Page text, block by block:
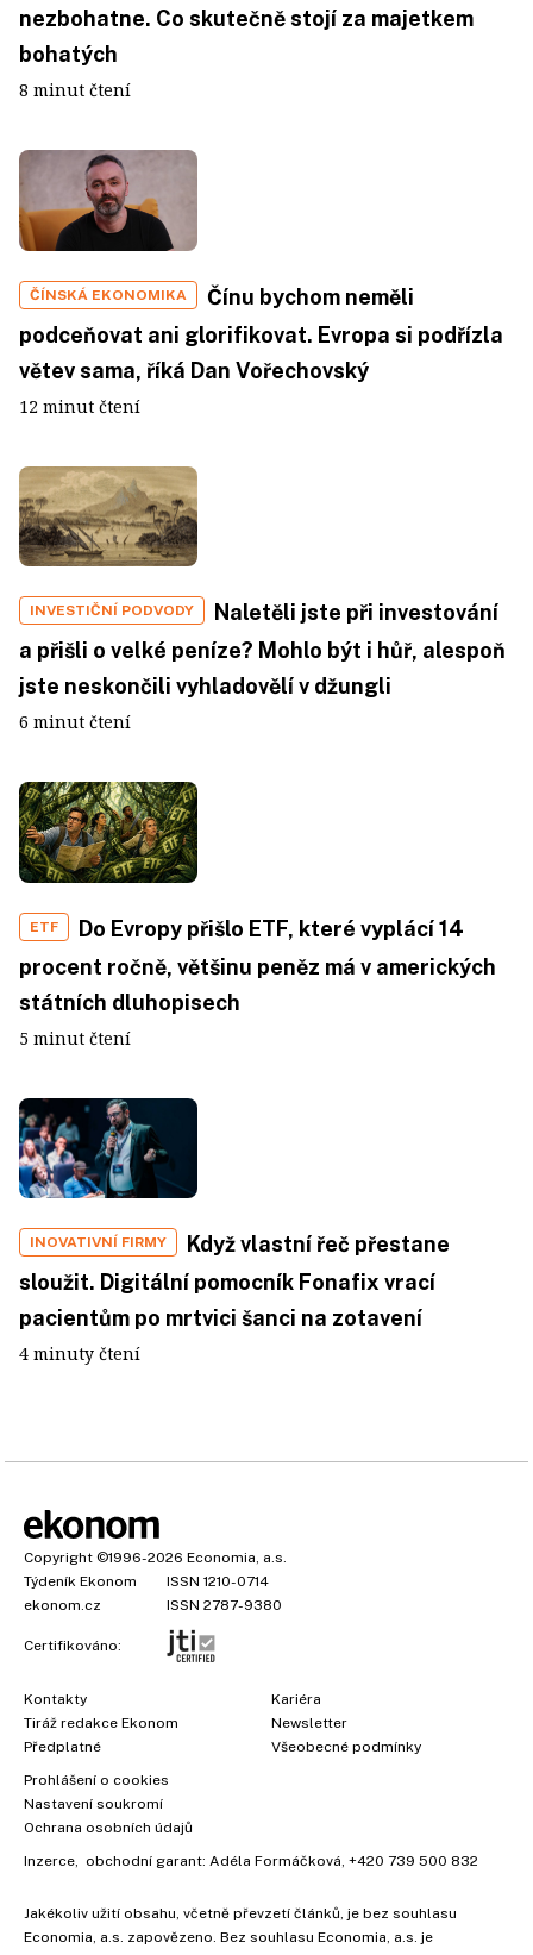
nezbohatne. Co skutečně stojí za majetkem
bohatých
8 minut čtení
ČÍNSKÁ EKONOMIKA
Čínu bychom neměli
podceňovat ani glorifikovat. Evropa si podřízla
větev sama, říká Dan Vořechovský
12 minut čtení
INVESTIČNÍ PODVODY
Naletěli jste při investování
a přišli o velké peníze? Mohlo být i hůř, alespoň
jste neskončili vyhladovělí v džungli
6 minut čtení
ETF
Do Evropy přišlo ETF, které vyplácí 14
procent ročně, většinu peněz má v amerických
státních dluhopisech
5 minut čtení
INOVATIVNÍ FIRMY
Když vlastní řeč přestane
sloužit. Digitální pomocník Fonafix vrací
pacientům po mrtvici šanci na zotavení
4 minuty čtení
Copyright ©1996-2026 Economia, a.s.
Týdeník Ekonom
ISSN 1210-0714
ekonom.cz
ISSN 2787-9380
Certifikováno:
Kontakty
Tiráž redakce Ekonom
Předplatné
Kariéra
Newsletter
Všeobecné podmínky
Prohlášení o cookies
Nastavení soukromí
Ochrana osobních údajů
Inzerce, obchodní garant: Adéla Formáčková, +420 739 500 832
Jakékoliv užití obsahu, včetně převzetí článků, je bez souhlasu
Economia, a.s. zapovězeno. Bez souhlasu Economia, a.s. je